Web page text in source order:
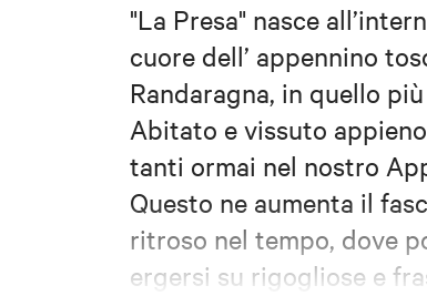
"La Presa" nasce
cuore dell’ appennino
Randaragna, in quello
Abitato e vissuto
tanti ormai nel nostro
Questo ne aumenta il
ritroso nel tempo, dove
ergersi su rigogliose e